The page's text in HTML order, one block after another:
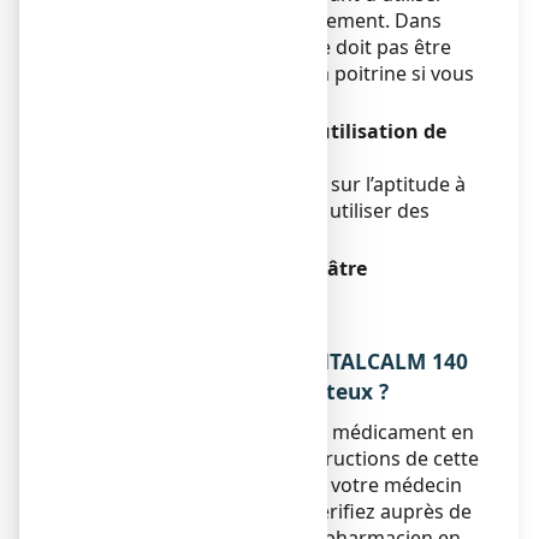
ANTALCALM pendant l'allaitement. Dans
tous les cas, ANTALCALM ne doit pas être
appliqué directement sur la poitrine si vous
Conduite de véhicules et utilisation de
ANTALCALM n’a aucun effet sur l’aptitude à
conduire des véhicules et à utiliser des
ANTALCALM 140 mg, emplâtre
3. COMMENT UTILISER ANTALCALM 140
mg, emplâtre médicamenteux ?
Veillez à toujours utiliser ce médicament en
suivant exactement les instructions de cette
notice ou les indications de votre médecin
ou de votre pharmacien. Vérifiez auprès de